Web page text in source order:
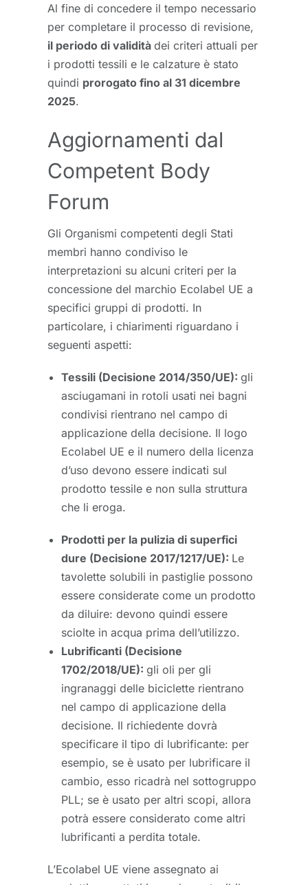
Al fine di concedere il tempo necessario
per completare il processo di revisione,
il periodo di validità dei criteri attuali per
i prodotti tessili e le calzature è stato
quindi prorogato fino al 31 dicembre
2025.
Aggiornamenti dal
Competent Body
Forum
Gli Organismi competenti degli Stati
membri hanno condiviso le
interpretazioni su alcuni criteri per la
concessione del marchio Ecolabel UE a
specifici gruppi di prodotti. In
particolare, i chiarimenti riguardano i
seguenti aspetti:
Tessili (Decisione 2014/350/UE): gli
asciugamani in rotoli usati nei bagni
condivisi rientrano nel campo di
applicazione della decisione. Il logo
Ecolabel UE e il numero della licenza
d’uso devono essere indicati sul
prodotto tessile e non sulla struttura
che li eroga.
Prodotti per la pulizia di superfici
dure (Decisione 2017/1217/UE): Le
tavolette solubili in pastiglie possono
essere considerate come un prodotto
da diluire: devono quindi essere
sciolte in acqua prima dell’utilizzo.
Lubrificanti (Decisione
1702/2018/UE): gli oli per gli
ingranaggi delle biciclette rientrano
nel campo di applicazione della
decisione. Il richiedente dovrà
specificare il tipo di lubrificante: per
esempio, se è usato per lubrificare il
cambio, esso ricadrà nel sottogruppo
PLL; se è usato per altri scopi, allora
potrà essere considerato come altri
lubrificanti a perdita totale.
L’Ecolabel UE viene assegnato ai